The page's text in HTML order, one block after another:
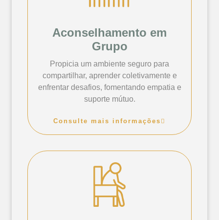
Aconselhamento em
Grupo
Propicia um ambiente seguro para
compartilhar, aprender coletivamente e
enfrentar desafios, fomentando empatia e
suporte mútuo.
Consulte mais informações